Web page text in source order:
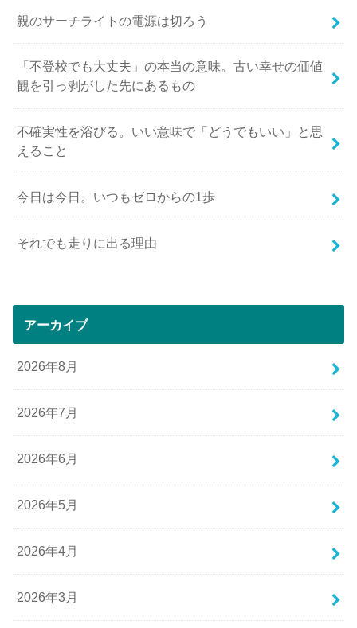
親のサーチライトの電源は切ろう
「不登校でも大丈夫」の本当の意味。古い幸せの価値
観を引っ剥がした先にあるもの
不確実性を浴びる。いい意味で「どうでもいい」と思
えること
今日は今日。いつもゼロからの1歩
それでも走りに出る理由
アーカイブ
2026年8月
2026年7月
2026年6月
2026年5月
2026年4月
2026年3月